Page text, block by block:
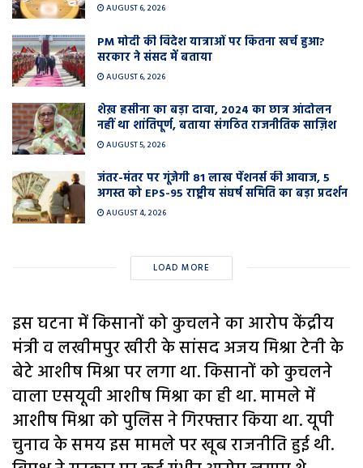
AUGUST 6, 2026
PM मोदी की विदेश यात्राओं पर कितना खर्च हुआ?
सरकार ने संसद में बताया
AUGUST 6, 2026
शेख़ हसीना का बड़ा दावा, 2024 का छात्र आंदोलन
नहीं था शांतिपूर्ण, बताया संगठित राजनीतिक साज़िश
AUGUST 5, 2026
जंतर-मंतर पर गूंजेगी 81 लाख पेंशनर्स की आवाज, 5
अगस्त को EPS-95 राष्ट्रीय संघर्ष समिति का बड़ा प्रदर्शन
AUGUST 4, 2026
LOAD MORE
इस घटना में किसानों को कुचलने का आरोप केंद्रीय
मंत्री व लखीमपुर खीरी के सांसद अजय मिश्रा टेनी के
बेटे आशीष मिश्रा पर लगा था. किसानों को कुचलने
वाला एसयूवी आशीष मिश्रा का ही था. मामले में
आशीष मिश्रा को पुलिस ने गिरफ्तार किया था. यूपी
चुनाव के समय इस मामले पर खूब राजनीति हुई थी.